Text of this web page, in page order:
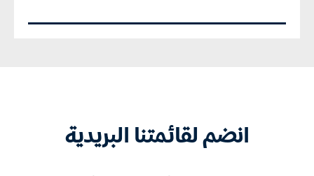
انضم لقائمتنا البريدية